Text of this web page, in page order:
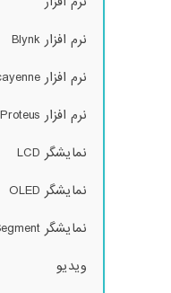
نرم افزار Blynk
نرم افزار cayenne
نرم افزار Proteus
نمایشگر LCD
نمایشگر OLED
نمایشگر Segment
ویدیو